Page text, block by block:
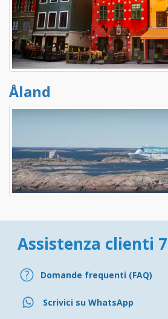
Åland
Assistenza clienti
Domande frequenti (FAQ)
Scrivici su WhatsApp